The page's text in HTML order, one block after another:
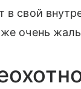
в свой
очень